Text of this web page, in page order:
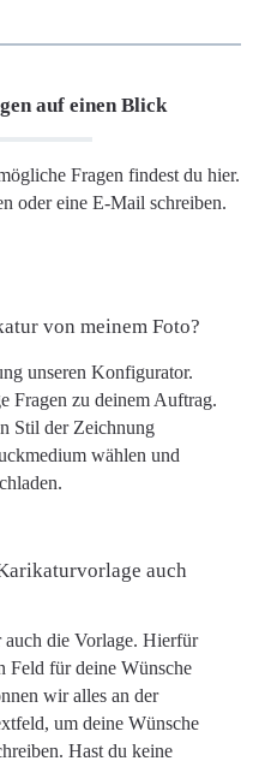
auf einen Blick
Fragen findest du hier.
oder eine E-Mail schreiben.
von meinem Foto?
unseren Konfigurator.
Fragen zu deinem Auftrag.
Stil der Zeichnung
wählen und
auch
auch die Vorlage. Hierfür
Feld für deine Wünsche
wir alles an der
um deine Wünsche
Hast du keine